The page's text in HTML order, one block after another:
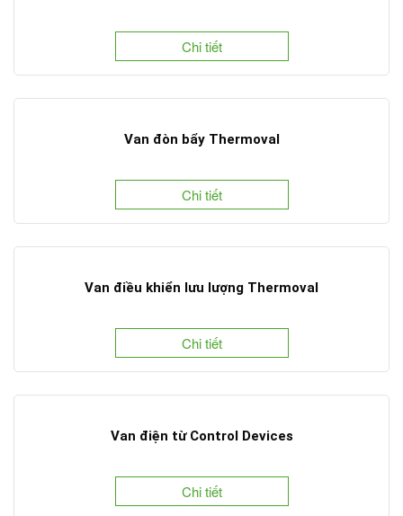
Chi tiết
Van đòn bẩy Thermoval
Chi tiết
Van điều khiển lưu lượng Thermoval
Chi tiết
Van điện từ Control Devices
Chi tiết